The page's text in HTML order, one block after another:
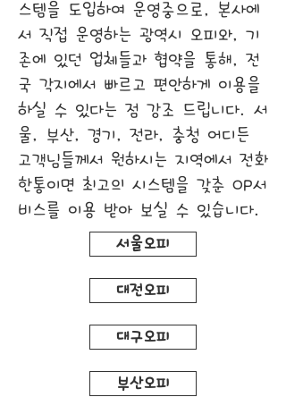
스템을 도입하여 운영중으로, 본사에
서 직접 운영하는 광역시 오피와, 기
존에 있던 업체들과 협약을 통해, 전
국 각지에서 빠르고 편안하게 이용을
하실 수 있다는 점 강조 드립니다. 서
울, 부산, 경기, 전라, 충청 어디든
고객님들께서 원하시는 지역에서 전화
한통이면 최고의 시스템을 갖춘 OP서
비스를 이용 받아 보실 수 있습니다.
서울오피
대전오피
대구오피
부산오피